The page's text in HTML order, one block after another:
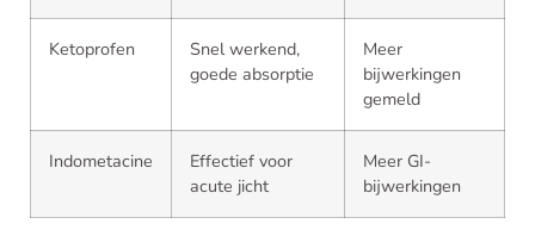
Ketoprofen
Snel werkend,
goede absorptie
Meer
bijwerkingen
gemeld
Indometacine
Effectief voor
acute jicht
Meer GI-
bijwerkingen